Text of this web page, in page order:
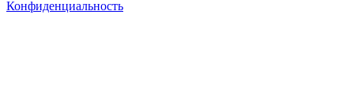
Конфиденциальность